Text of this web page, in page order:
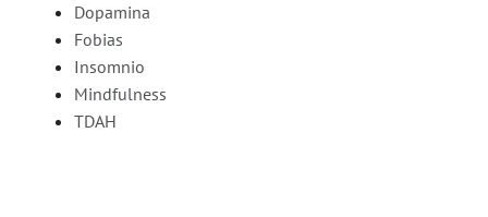
Dopamina
Fobias
Insomnio
Mindfulness
TDAH